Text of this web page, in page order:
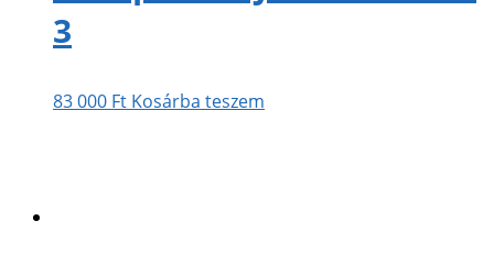
3
83 000 Ft Kosárba teszem